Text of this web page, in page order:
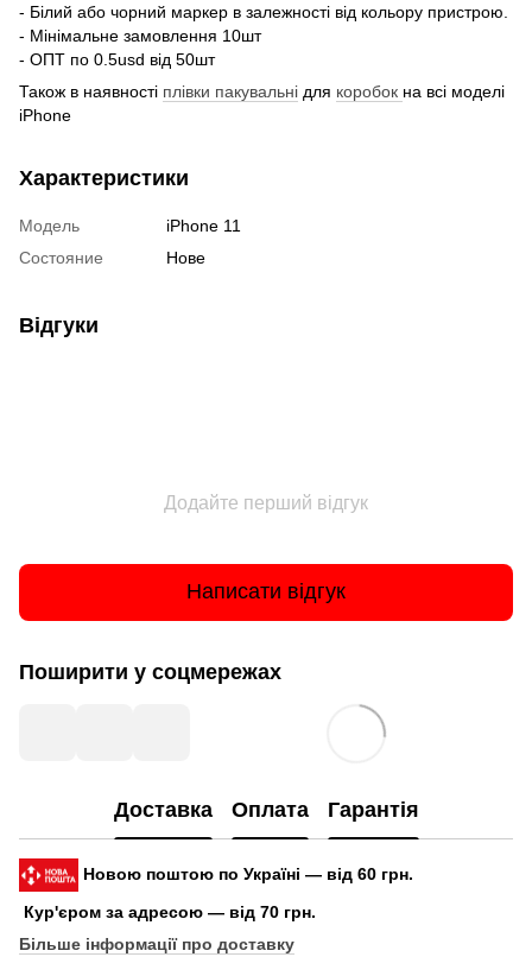
- Білий або чорний маркер в залежності від кольору пристрою.
- Мінімальне замовлення 10шт
- ОПТ по 0.5usd від 50шт
Також в наявності плівки пакувальні для коробок на всі моделі
iPhone
Характеристики
Модель
iPhone 11
Состояние
Нове
Відгуки
Додайте перший відгук
Написати відгук
Поширити у соцмережах
Доставка Оплата Гарантія
Новою поштою по Україні — від 60 грн.
Кур'єром за адресою — від 70 грн.
Більше інформації про доставку